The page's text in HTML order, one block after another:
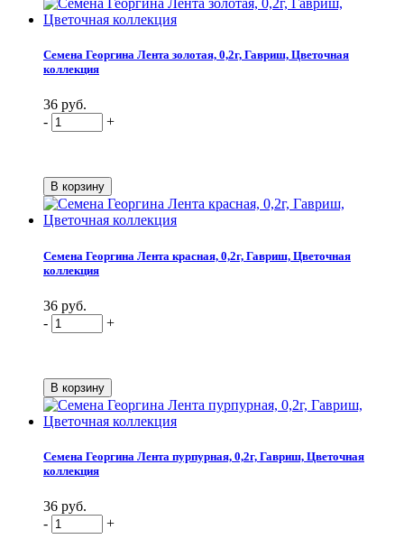
Семена Георгина Лента золотая, 0,2г, Гавриш, Цветочная
коллекция
36 руб.
-
+
Семена Георгина Лента красная, 0,2г, Гавриш, Цветочная
коллекция
36 руб.
-
+
Семена Георгина Лента пурпурная, 0,2г, Гавриш, Цветочная
коллекция
36 руб.
-
+